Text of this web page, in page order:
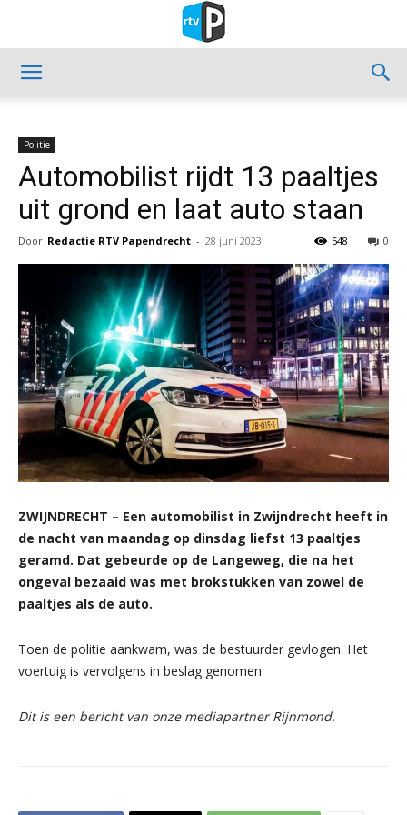
Politie
Automobilist rijdt 13 paaltjes
uit grond en laat auto staan
Door Redactie RTV Papendrecht - 28 juni 2023 0
548
ZWIJNDRECHT – Een automobilist in Zwijndrecht heeft in
de nacht van maandag op dinsdag liefst 13 paaltjes
geramd. Dat gebeurde op de Langeweg, die na het
ongeval bezaaid was met brokstukken van zowel de
paaltjes als de auto.
Toen de politie aankwam, was de bestuurder gevlogen. Het
voertuig is vervolgens in beslag genomen.
Dit is een bericht van onze mediapartner Rijnmond.